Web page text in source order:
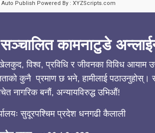
Auto Publish Powered By : XYZScripts.com
सञ्चालित कामनाटुडे
विश्व, प्रविधि र जीवनका विविध आयाम
कुनै प्रमाण छ भने, हामीलाई पठाउनुहोस्।
नागरिक बनौं, अन्यायविरुद्ध उभिऔं!
सुदूरपश्चिम प्रदेश धनगढी कैलाली